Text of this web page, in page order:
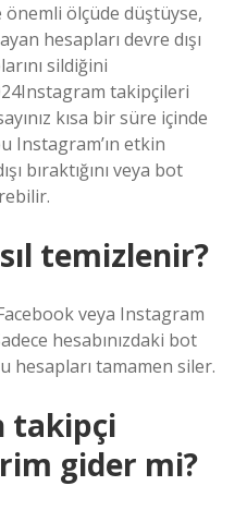
önemli ölçüde düştüyse,
hesapları devre dışı
sildiğini
takipçileri
kısa bir süre içinde
Instagram’ın etkin
bıraktığını veya bot
temizlenir?
veya Instagram
hesabınızdaki bot
hesapları tamamen siler.
takipçi
gider mi?